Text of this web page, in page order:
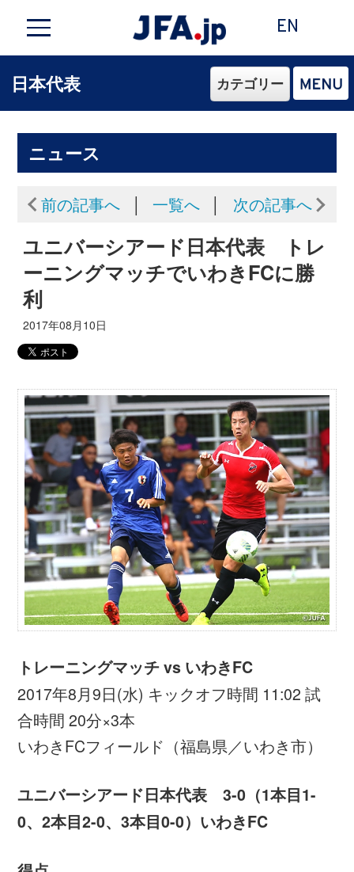
EN
日本代表 カテゴリー
ニュース
前の記事へ│
ユニバーシアード日本代表 トレ
ーニングマッチでいわきFCに勝
利
トレーニングマッチ vs いわきFC
2017年8月9日(水) キックオフ時間 11:02 試
合時間 20分×3本
いわきFCフィールド（福島県／いわき市）
ユニバーシアード日本代表 3-0（1本目1-
0、2本目2-0、3本目0-0）いわきFC
得点
表）
37分 ジャーメイン良（ユニバーシアード日
本代表）
38分 岩崎尚将（ユニバーシアード日本代
表）
GK：小島亨介
DF：岩武克弥、菊池流帆、坂圭祐、小池裕
太
田天馬、三笘薫